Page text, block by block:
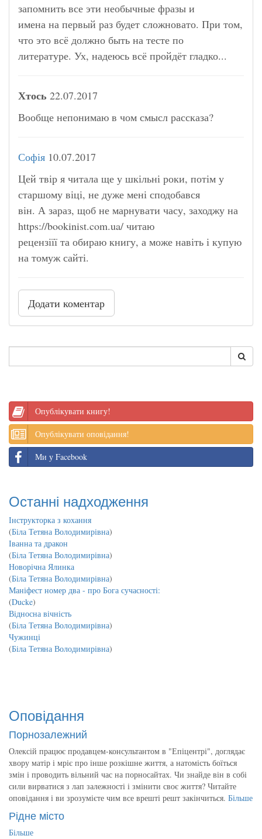
запомнить все эти необычные фразы и
имена на первый раз будет сложновато. При том,
что это всё должно быть на тесте по
литературе. Ух, надеюсь всё пройдёт гладко...
Хтось 22.07.2017
Вообще непонимаю в чом смысл рассказа?
Софія 10.07.2017
Цей твір я читала ще у шкільні роки, потім у
старшому віці, не дуже мені сподобався
він. А зараз, щоб не марнувати часу, заходжу на
https://bookinist.com.ua/ читаю
рецензіїї та обираю книгу, а може навіть і купую
на томуж сайті.
Додати коментар
Опублікувати книгу!
Опублікувати оповідання!
Ми у Facebook
Останні надходження
Інструкторка з кохання
(Біла Тетяна Володимирівна)
Іванна та дракон
(Біла Тетяна Володимирівна)
Новорічна Ялинка
(Біла Тетяна Володимирівна)
Маніфест номер два - про Бога сучасності:
(Ducke)
Відносна вічність
(Біла Тетяна Володимирівна)
Чужинці
(Біла Тетяна Володимирівна)
Оповідання
Порнозалежний
Олексій працює продавцем-консультантом в "Епіцентрі", доглядає
хвору матір і мріє про інше розкішне життя, а натомість боїться
змін і проводить вільний час на порносайтах. Чи знайде він в собі
сили вирватися з лап залежності і змінити своє життя? Читайте
оповідання і ви зрозумієте чим все врешті решт закінчиться. Більше
Рідне місто
Більше